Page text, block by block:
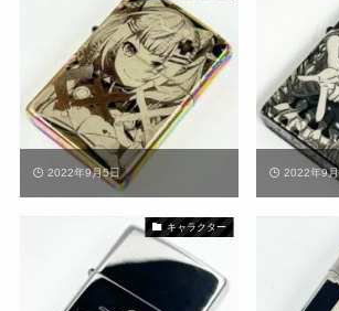
2022年9月5日 2022年9
キャラクター